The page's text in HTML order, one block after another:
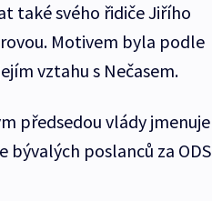
také svého řidiče Jiřího
Motivem byla podle
vztahu s Nečasem.
předsedou vlády jmenuje
poslanců za ODS